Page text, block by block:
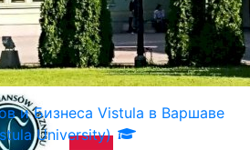
и Бизнеса Vistula в Варшаве
University)